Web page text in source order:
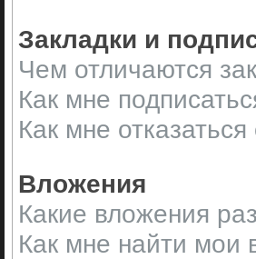
Закладки и
Чем отличаются
Как мне
Как мне
Вложения
Какие вложения
Как мне найти мои